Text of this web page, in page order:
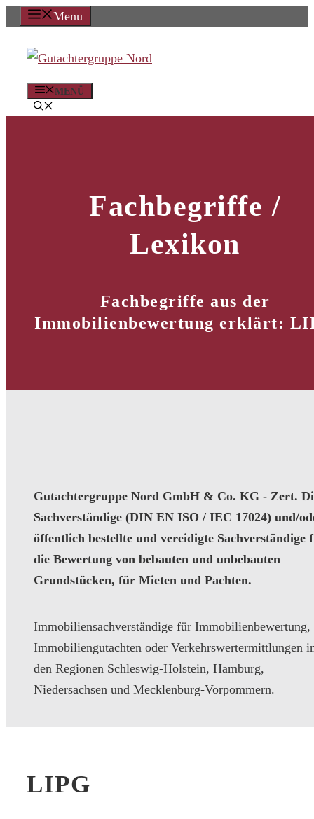
Zum
springen
Menu
MENÜ
Fachbegriffe /
Lexikon
Fachbegriffe aus der
Immobilienbewertung erklärt:
Gutachtergruppe Nord GmbH & Co. KG - Zert.
Sachverständige (DIN EN ISO / IEC 17024) und/
öffentlich bestellte und vereidigte Sachverständige
die Bewertung von bebauten und unbebauten
Grundstücken, für Mieten und Pachten.
Immobiliensachverständige für Immobilienbewertung,
Immobiliengutachten oder Verkehrswertermittlungen
den Regionen Schleswig-Holstein, Hamburg,
Niedersachsen und Mecklenburg-Vorpommern.
LIPG